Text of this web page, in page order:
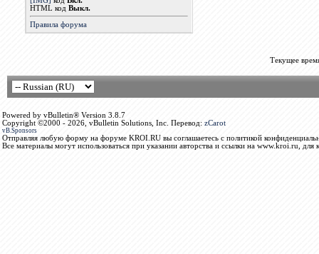
HTML код Выкл.
Правила форума
Текущее
Powered by vBulletin® Version 3.8.7
Copyright ©2000 - 2026, vBulletin Solutions, Inc. Перевод: zCarot
vB.Sponsors
Отправляя любую форму на форуме KROI.RU вы соглашаетесь с политикой
Все материалы могут использоваться при указании авторства и ссылки на www.kroi.ru, для